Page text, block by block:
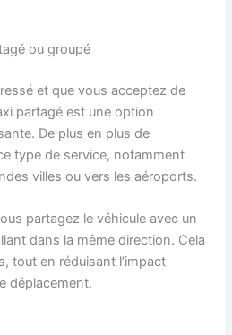
ou groupé
et que vous acceptez de
partagé est une option
De plus en plus de
type de service, notamment
villes ou vers les aéroports.
partagez le véhicule avec un
dans la même direction. Cela
tout en réduisant l’impact
déplacement.